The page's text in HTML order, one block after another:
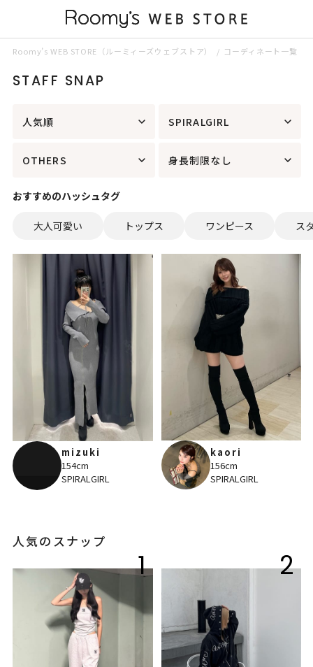
Roomy’s WEB STORE（ルーミィーズウェブストア） コーディネート一覧
STAFF SNAP
人気順 SPIRALGIRL
OTHERS 身長制限なし
おすすめのハッシュタグ
大人可愛い トップス ワンピース ス
mizuki
154cm
SPIRALGIRL
kaori
156cm
SPIRALGIRL
人気のスナップ
1 2